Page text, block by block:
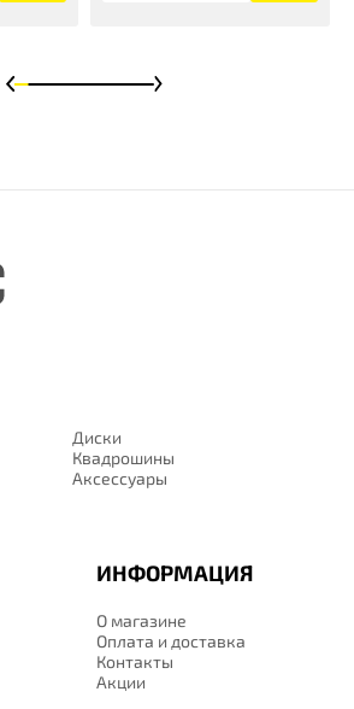
Диски
Квадрошины
Аксессуары
ИНФОРМАЦИЯ
О магазине
Оплата и доставка
Контакты
Акции